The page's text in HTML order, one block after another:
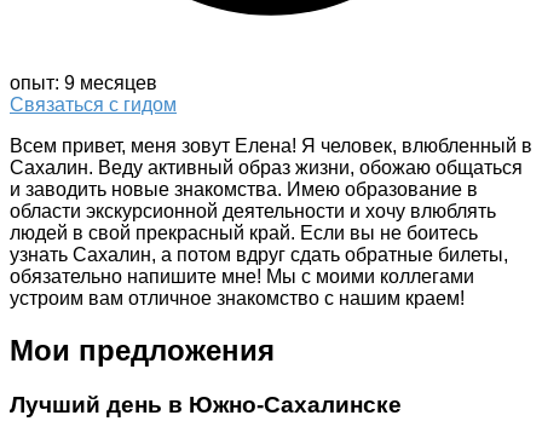
опыт: 9 месяцев
Связаться с гидом
Всем привет, меня зовут Елена! Я человек, влюбленный в
Сахалин. Веду активный образ жизни, обожаю общаться
и заводить новые знакомства. Имею образование в
области экскурсионной деятельности и хочу влюблять
людей в свой прекрасный край. Если вы не боитесь
узнать Сахалин, а потом вдруг сдать обратные билеты,
обязательно напишите мне! Мы с моими коллегами
устроим вам отличное знакомство с нашим краем!
Мои предложения
Лучший день в Южно-Сахалинске